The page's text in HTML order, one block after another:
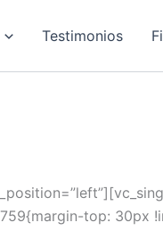
Testimonios
top: 30px